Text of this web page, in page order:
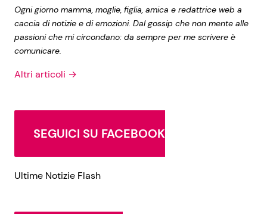
Ogni giorno mamma, moglie, figlia, amica e redattrice web a
caccia di notizie e di emozioni. Dal gossip che non mente alle
passioni che mi circondano: da sempre per me scrivere è
comunicare.
Altri articoli →
SEGUICI SU FACEBOOK
Ultime Notizie Flash